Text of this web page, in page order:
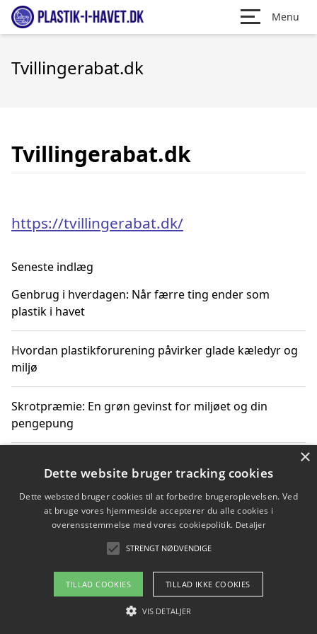
Menu
Tvillingerabat.dk
Tvillingerabat.dk
https://tvillingerabat.dk/
Seneste indlæg
Genbrug i hverdagen: Når færre ting ender som
plastik i havet
Hvordan plastikforurening påvirker glade kæledyr og
miljø
Skrotpræmie: En grøn gevinst for miljøet og din
pengepung
Hvordan blåfade med rist kan hjælpe med at reducere
plastik i havet
Spil kasinospil på et troværdigt online casino: Din
guide til sikker og sjov underholdning
Copyright 2026 - Pilanto Aps
Om / kontakt
×
Dette website bruger tracking cookies
Dette websted bruger cookies til at forbedre brugeroplevelsen. Ved
at bruge vores hjemmeside accepterer du alle cookies i
overensstemmelse med vores cookiepolitik. Detaljer
STRENGT NØDVENDIGE
TILLAD COOKIES TILLAD IKKE COOKIES
VIS DETALJER